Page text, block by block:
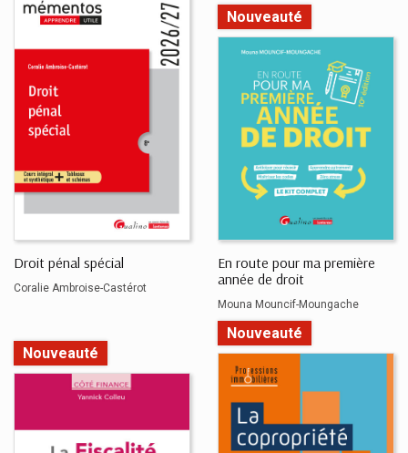
Droit pénal spécial
Coralie Ambroise-Castérot
En route pour ma première
année de droit
Mouna Mouncif-Moungache
Nouveauté
Nouveauté
Nouveauté